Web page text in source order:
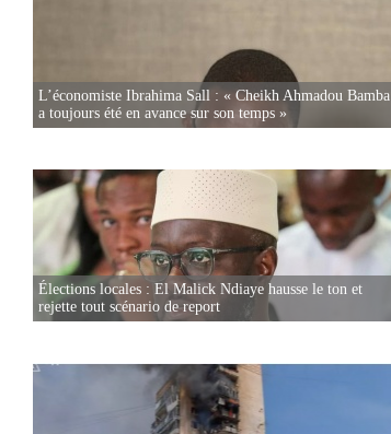
L’économiste Ibrahima Sall : « Cheikh Ahmadou Bamba
a toujours été en avance sur son temps »
Élections locales : El Malick Ndiaye hausse le ton et
rejette tout scénario de report